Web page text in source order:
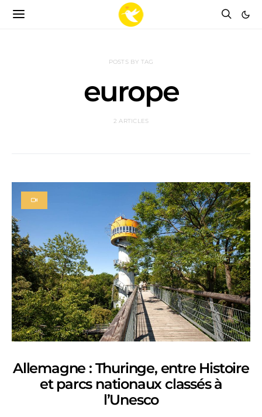
POSTS BY TAG
europe
2 ARTICLES
Allemagne : Thuringe, entre Histoire
et parcs nationaux classés à
l’Unesco